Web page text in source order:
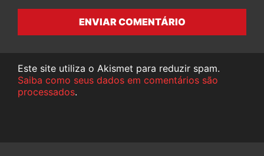
ENVIAR COMENTÁRIO
Este site utiliza o Akismet para reduzir spam.
Saiba como seus dados em comentários são
processados.